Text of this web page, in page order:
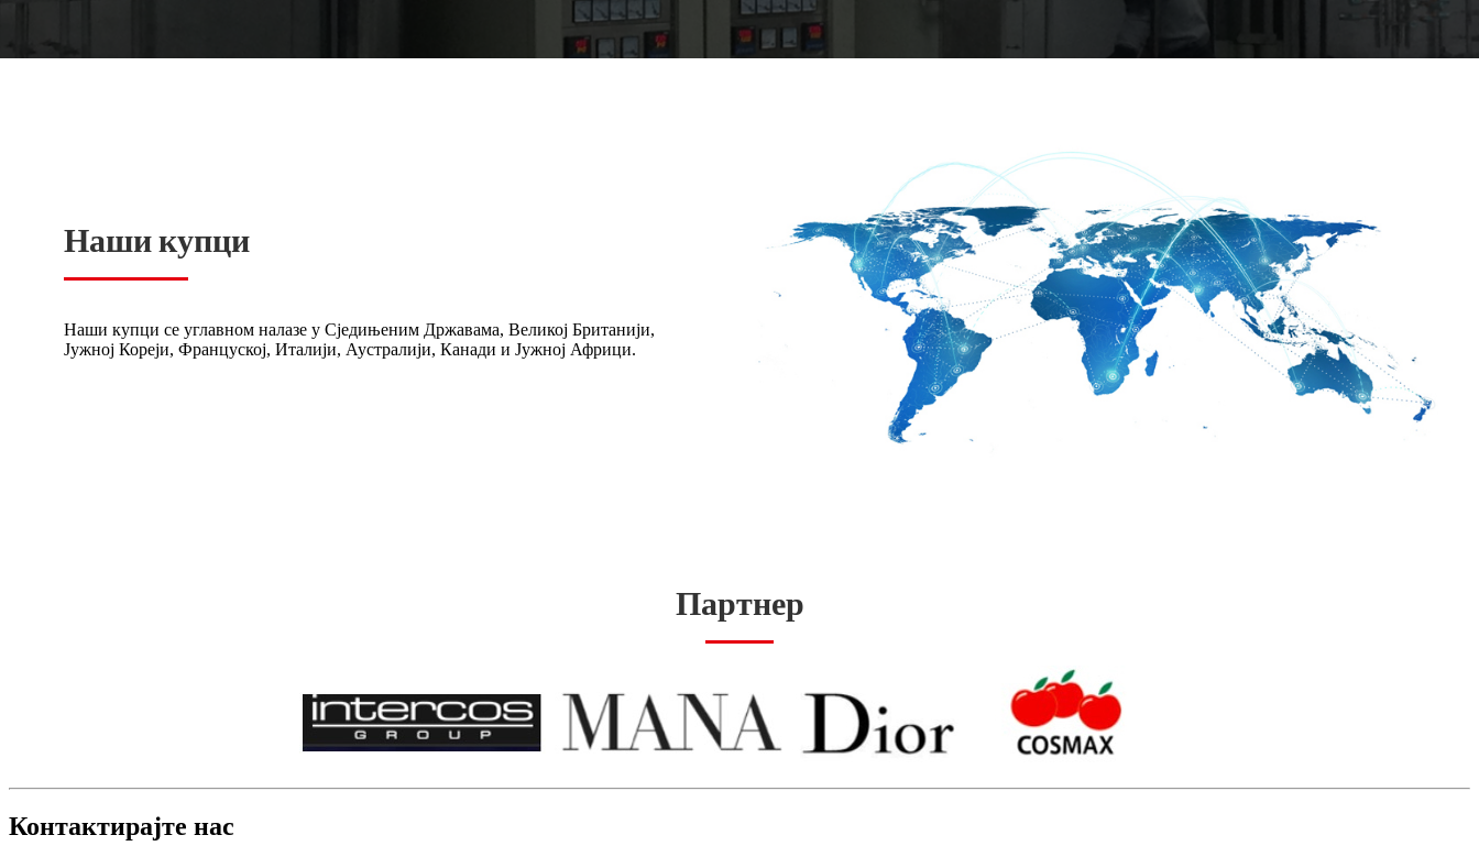
Наши купци
Наши купци се углавном налазе у Сједињеним Државама, Великој Британији,
Јужној Кореји, Француској, Италији, Аустралији, Канади и Јужној Африци.
Партнер
Контактирајте нас